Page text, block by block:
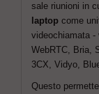
sale riunioni in
laptop come
videochiamata -
WebRTC, Bria,
3CX, Vidyo,
Questo